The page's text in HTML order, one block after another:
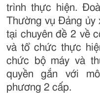
trình thực hiện.
Thường vụ Đảng ủy
tại chuyên đề 2 về
và tổ chức thực
chức bộ máy và
quyền gắn với
phương 2 cấp.